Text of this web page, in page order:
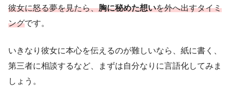
彼女に怒る夢を見たら、胸に秘めた想いを外へ出すタイミ
ングです。
いきなり彼女に本心を伝えるのが難しいなら、紙に書く、
第三者に相談するなど、まずは自分なりに言語化してみま
しょう。